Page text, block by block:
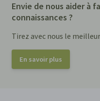
Envie de nous aider à
connaissances ?
Tirez avec nous le
En savoir plus